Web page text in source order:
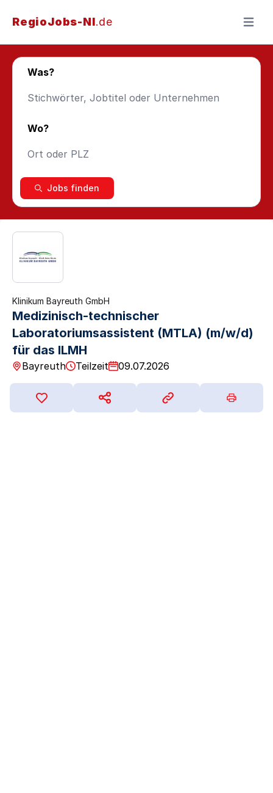
RegioJobs-NI.de Menü
Was?
Wo?
Jobs finden
Klinikum Bayreuth GmbH
Medizinisch-technischer
Laboratoriumsassistent (MTLA) (m/w/d)
für das ILMH
Bayreuth Teilzeit 09.07.2026